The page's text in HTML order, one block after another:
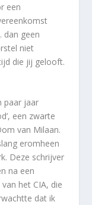
een
dan geen
niet
die jij gelooft.
paar jaar
een zwarte
van Milaan.
eromheen
Deze schrijver
na een
het CIA, die
dat ik